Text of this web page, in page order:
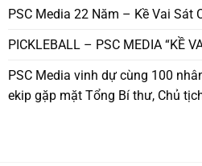
PSC Media 22 Năm – Kề Vai Sát
PICKLEBALL – PSC MEDIA “KỀ
PSC Media vinh dự cùng 100
ekip gặp mặt Tổng Bí thư, Chủ